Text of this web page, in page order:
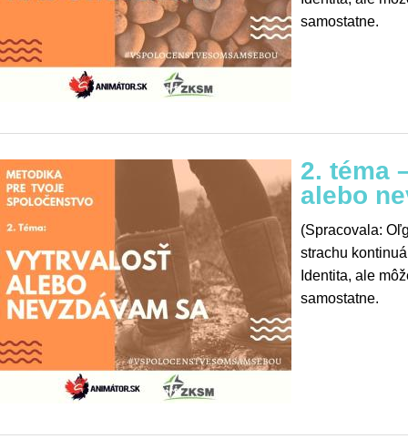
samostatne.
2. téma
alebo
(Spracovala:
strachu
Identita, ale
samostatne.